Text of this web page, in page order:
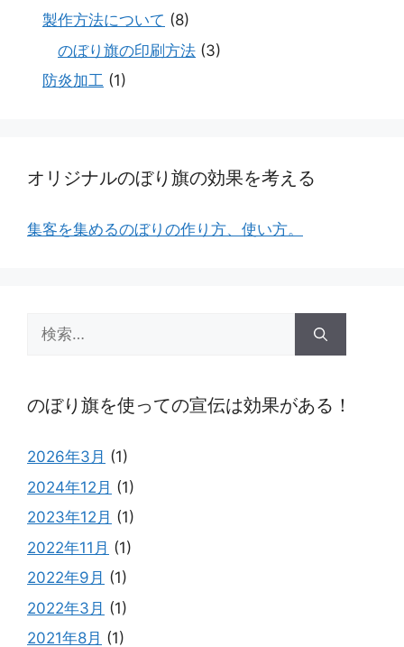
製作方法について (8)
のぼり旗の印刷方法 (3)
防炎加工 (1)
オリジナルのぼり旗の効果を考える
集客を集めるのぼりの作り方、使い方。
索:
のぼり旗を使っての宣伝は効果がある！
2026年3月 (1)
2024年12月 (1)
2023年12月 (1)
2022年11月 (1)
2022年9月 (1)
2022年3月 (1)
2021年8月 (1)